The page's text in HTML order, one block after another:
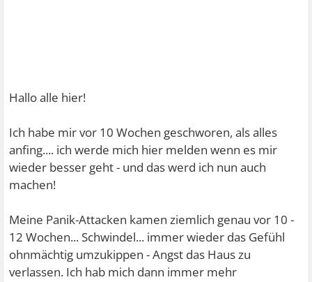
Hallo alle hier!
Ich habe mir vor 10 Wochen geschworen, als alles
anfing.... ich werde mich hier melden wenn es mir
wieder besser geht - und das werd ich nun auch
machen!
Meine Panik-Attacken kamen ziemlich genau vor 10 -
12 Wochen... Schwindel... immer wieder das Gefühl
ohnmächtig umzukippen - Angst das Haus zu
verlassen. Ich hab mich dann immer mehr